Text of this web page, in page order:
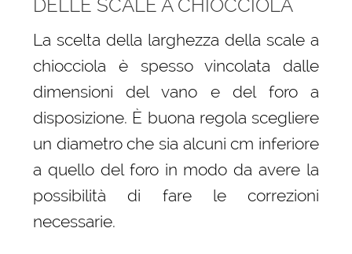
DELLE SCALE A CHIOCCIOLA
La scelta della larghezza della scale a
chiocciola è spesso vincolata dalle
dimensioni del vano e del foro a
disposizione. È buona regola scegliere
un diametro che sia alcuni cm inferiore
a quello del foro in modo da avere la
possibilità di fare le correzioni
necessarie.